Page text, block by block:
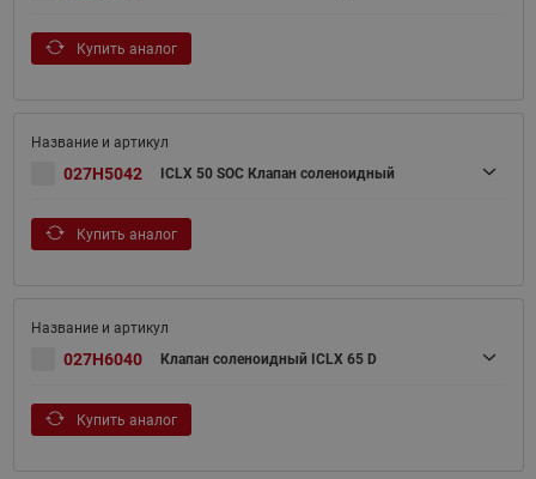
Купить аналог
027H5042 ICLX 50 SOC Клапан соленоидный
Купить аналог
027H6040 Клапан соленоидный ICLX 65 D
Купить аналог